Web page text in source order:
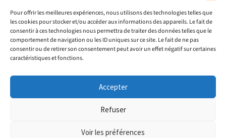
Pour offrir les meilleures expériences, nous utilisons des technologies telles que
les cookies pour stocker et/ou accéder aux informations des appareils. Le fait de
consentir à ces technologies nous permettra de traiter des données telles que le
comportement de navigation ou les ID uniques sur ce site. Le fait de ne pas
consentir ou de retirer son consentement peut avoir un effet négatif sur certaines
caractéristiques et fonctions.
Accepter
Refuser
Voir les préférences
© Varinard 2026